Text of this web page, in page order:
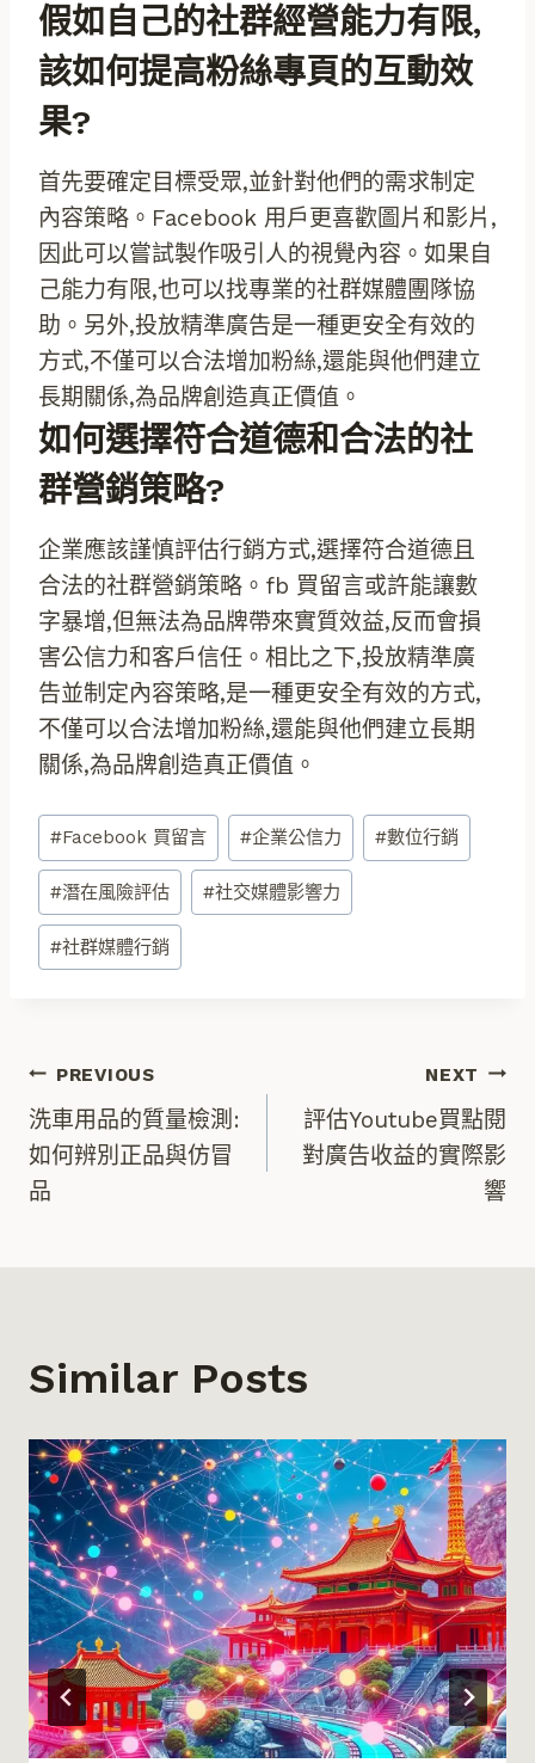
假如自己的社群經營能力有限,
該如何提高粉絲專頁的互動效
果?
首先要確定目標受眾,並針對他們的需求制定
內容策略。Facebook 用戶更喜歡圖片和影片,
因此可以嘗試製作吸引人的視覺內容。如果自
己能力有限,也可以找專業的社群媒體團隊協
助。另外,投放精準廣告是一種更安全有效的
方式,不僅可以合法增加粉絲,還能與他們建立
長期關係,為品牌創造真正價值。
如何選擇符合道德和合法的社
群營銷策略?
企業應該謹慎評估行銷方式,選擇符合道德且
合法的社群營銷策略。fb 買留言或許能讓數
字暴增,但無法為品牌帶來實質效益,反而會損
害公信力和客戶信任。相比之下,投放精準廣
告並制定內容策略,是一種更安全有效的方式,
不僅可以合法增加粉絲,還能與他們建立長期
關係,為品牌創造真正價值。
Post
Tags:
#Facebook 買留言 #企業公信力 #數位行銷
#潛在風險評估 #社交媒體影響力
#社群媒體行銷
文
章
導
PREVIOUS
洗車用品的質量檢測:
如何辨別正品與仿冒
品
NEXT
評估Youtube買點閱
對廣告收益的實際影
響
Similar Posts